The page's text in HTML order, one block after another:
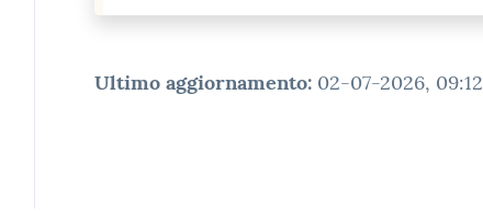
Ultimo aggiornamento: 02-07-2026, 09:12